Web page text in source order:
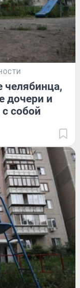
челябинца,
дочери и
собой